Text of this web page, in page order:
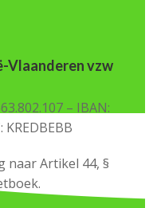
Vlaanderen vzw
– IBAN:
KREDBEBB
naar Artikel 44, §